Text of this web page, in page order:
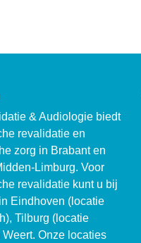
& Audiologie biedt
revalidatie en
zorg in Brabant en
Limburg. Voor
revalidatie kunt u bij
Eindhoven (locatie
Tilburg (locatie
Weert. Onze locaties